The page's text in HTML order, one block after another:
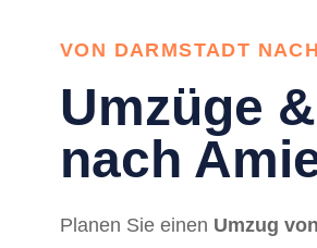
VON DARMSTADT
Umzüge
nach
Planen Sie einen Umzug